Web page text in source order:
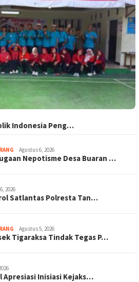
Indonesia Peng…
Agustus 6, 2026
Nepotisme Desa Buaran …
2026
Satlantas Polresta Tan…
Agustus 5, 2026
Tigaraksa Tindak Tegas P…
Apresiasi Inisiasi Kejaks…